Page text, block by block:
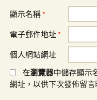
顯示名稱 *
電子郵件地址 *
個人網站網址
在瀏覽器中儲存顯示
網址，以供下次發佈留言